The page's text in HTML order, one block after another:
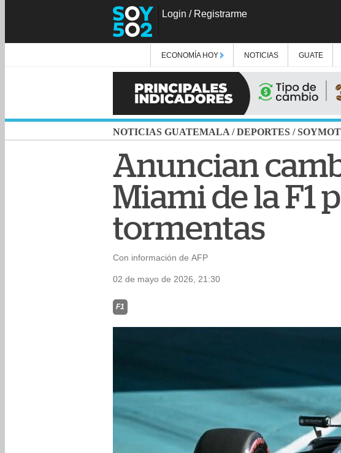
Login / Registrarme
ECONOMÍA HOY NOTICIAS GUATE
NOTICIAS GUATEMALA /DEPORTES /
Anuncian
Miami de la F1
tormentas
Con información de AFP
02 de mayo de 2026, 21:30
F1